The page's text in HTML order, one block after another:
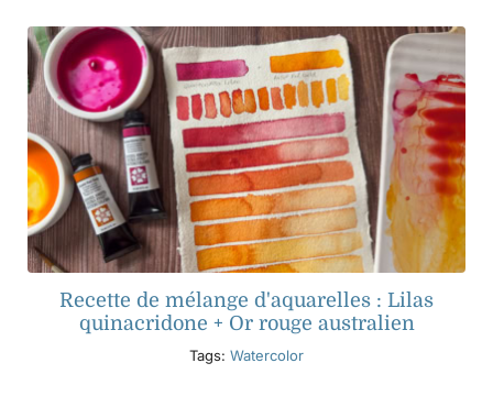
Recette de mélange d'aquarelles : Lilas
quinacridone + Or rouge australien
Tags: Watercolor